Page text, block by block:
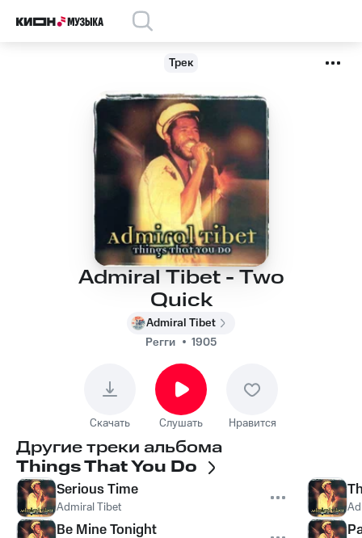
Трек
Admiral Tibet - Two
Quick
Admiral Tibet
Регги
1905
Скачать Слушать Нравится
Другие треки альбома
Things That You Do
Serious Time
Admiral Tibet
Be Mine Tonight